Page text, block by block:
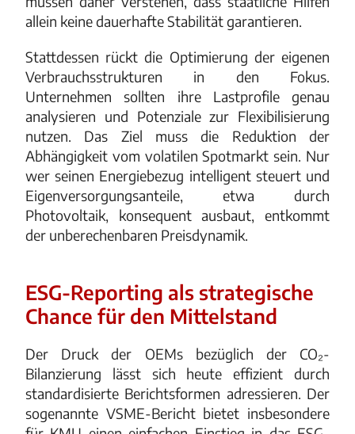
allein keine dauerhafte Stabilität garantieren.
Stattdessen rückt die Optimierung der eigenen
Verbrauchsstrukturen in den Fokus.
Unternehmen sollten ihre Lastprofile genau
analysieren und Potenziale zur Flexibilisierung
nutzen. Das Ziel muss die Reduktion der
Abhängigkeit vom volatilen Spotmarkt sein. Nur
wer seinen Energiebezug intelligent steuert und
Eigenversorgungsanteile, etwa durch
Photovoltaik, konsequent ausbaut, entkommt
der unberechenbaren Preisdynamik.
ESG-Reporting als strategische
Chance für den Mittelstand
Der Druck der OEMs bezüglich der CO₂-
Bilanzierung lässt sich heute effizient durch
standardisierte Berichtsformen adressieren. Der
sogenannte VSME-Bericht bietet insbesondere